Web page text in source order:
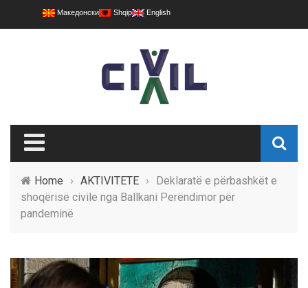
Македонски Shqip English
Home › AKTIVITETE ›
Deklaratë e përbashkët e
shoqërisë civile nga Ballkani Perëndimor për
pandeminë